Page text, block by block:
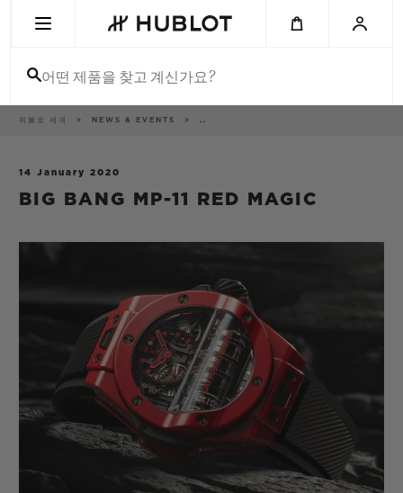
어떤 제품을 찾고 계신가요?
이
위블로 세계 NEWS & EVENTS ..
14 January 2020
BIG BANG MP-11 RED MAGIC
신제품
썸머 멀티 컬러 세라믹 피치 세라믹 에센셜 토프
온라인 익스클